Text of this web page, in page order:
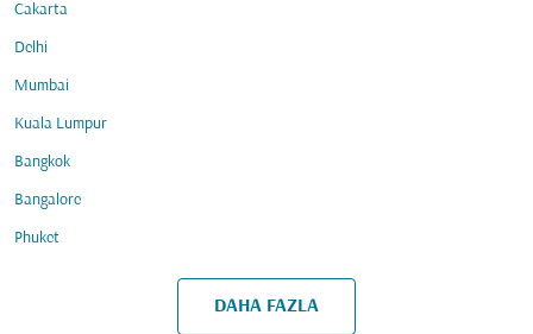
Cakarta
Delhi
Mumbai
Kuala Lumpur
Bangkok
Bangalore
Phuket
DAHA FAZLA